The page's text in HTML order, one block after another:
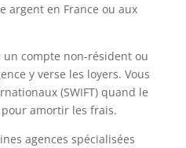
argent en France ou aux
un compte non-résident ou
y verse les loyers. Vous
(SWIFT) quand le
amortir les frais.
agences spécialisées